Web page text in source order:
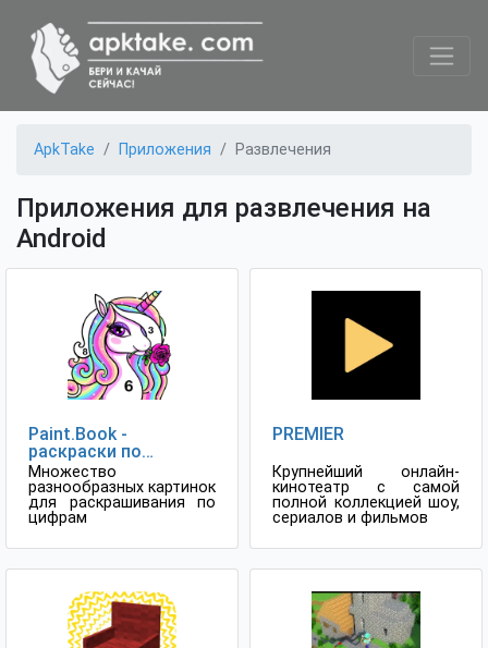
ApkTake Приложения Развлечения
Приложения для развлечения на
Android
Paint.Book -
раскраски по
номерам
Множество
разнообразных картинок
для раскрашивания по
цифрам
PREMIER
Крупнейший онлайн-
кинотеатр с самой
полной коллекцией шоу,
сериалов и фильмов